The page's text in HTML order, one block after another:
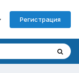
Регистрация